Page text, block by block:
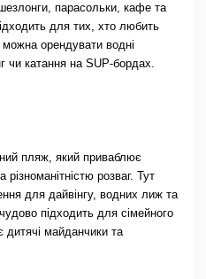
парасольки, кафе та
для тих, хто любить
орендувати водні
чи катання на SUP-бордах.
пляж, який приваблює
розваг. Тут
для дайвінгу, водних лиж та
підходить для сімейного
дитячі майданчики та